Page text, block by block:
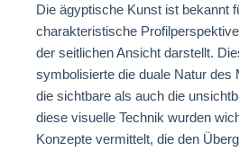
Die ägyptische Kunst ist bekannt
charakteristische
der seitlichen Ansicht darstellt.
symbolisierte die duale Natur des
die sichtbare als auch die
diese visuelle Technik wurden
Konzepte vermittelt, die den